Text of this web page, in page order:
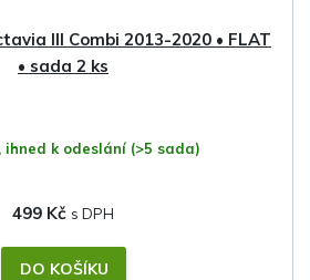
III Combi 2013-2020 • FLAT
• sada 2 ks
ihned k odeslání (>5 sada)
499 Kč
DO KOŠÍKU